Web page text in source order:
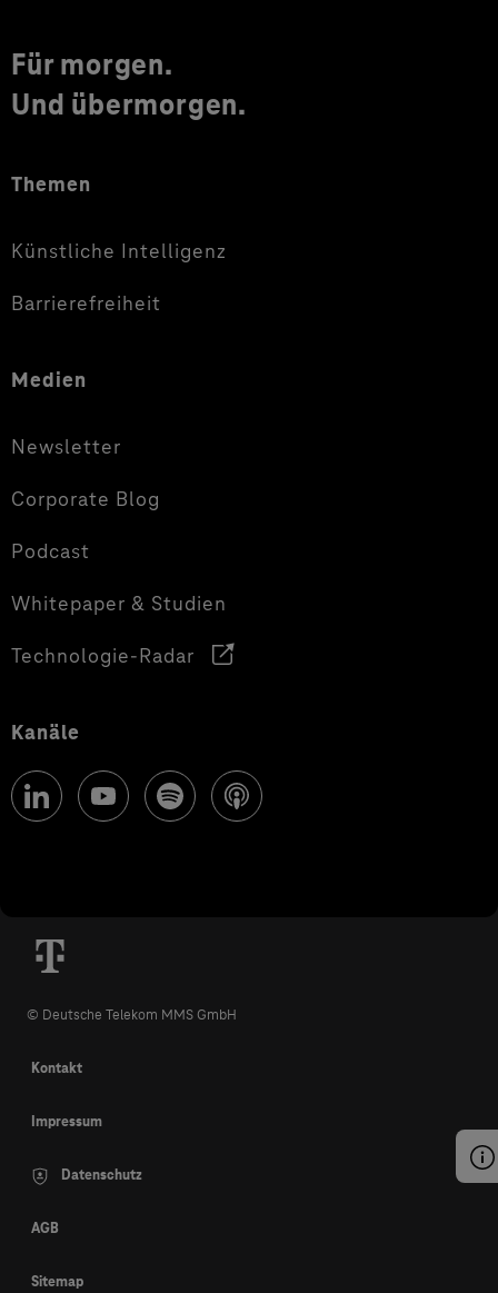
Für morgen.
Und übermorgen.
Themen
Künstliche Intelligenz
Barrierefreiheit
Medien
Newsletter
Corporate Blog
Podcast
Whitepaper & Studien
Technologie-Radar
Kanäle
© Deutsche Telekom MMS GmbH
Kontakt
Impressum
Datenschutz
AGB
Sitemap